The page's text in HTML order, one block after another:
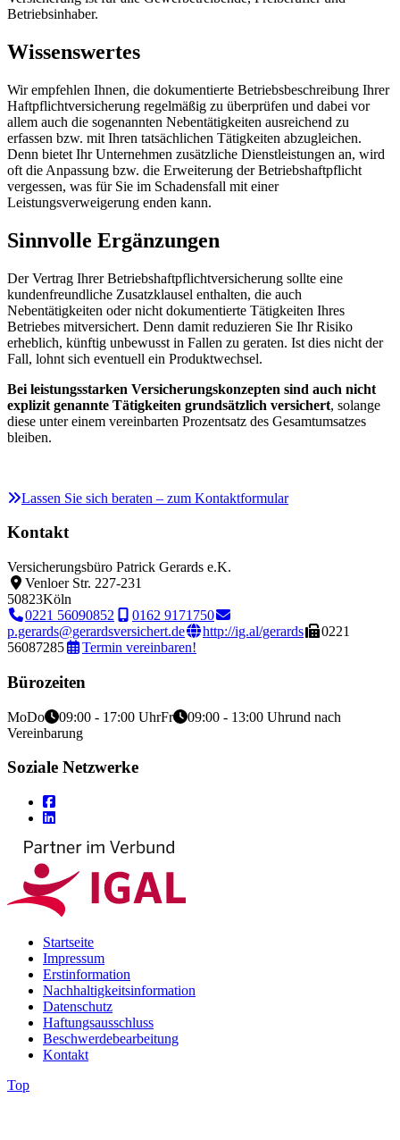
Betriebsinhaber.
Wissenswertes
Wir empfehlen Ihnen, die dokumentierte Betriebsbeschreibung Ihrer
Haftpflichtversicherung regelmäßig zu überprüfen und dabei vor
allem auch die sogenannten Nebentätigkeiten ausreichend zu
erfassen bzw. mit Ihren tatsächlichen Tätigkeiten abzugleichen.
Denn bietet Ihr Unternehmen zusätzliche Dienstleistungen an, wird
oft die Anpassung bzw. die Erweiterung der Betriebshaftpflicht
vergessen, was für Sie im Schadensfall mit einer
Leistungsverweigerung enden kann.
Sinnvolle Ergänzungen
Der Vertrag Ihrer Betriebshaftpflichtversicherung sollte eine
kundenfreundliche Zusatzklausel enthalten, die auch
Nebentätigkeiten oder nicht dokumentierte Tätigkeiten Ihres
Betriebes mitversichert. Denn damit reduzieren Sie Ihr Risiko
erheblich, künftig unbewusst in Fallen zu geraten. Ist dies nicht der
Fall, lohnt sich eventuell ein Produktwechsel.
Bei leistungsstarken Versicherungskonzepten sind auch nicht
explizit genannte Tätigkeiten grundsätzlich versichert, solange
diese unter einem vereinbarten Prozentsatz des Gesamtumsatzes
bleiben.
Lassen Sie sich beraten – zum Kontaktformular
Kontakt
Versicherungsbüro Patrick Gerards e.K.
Venloer Str. 227-231
50823Köln
0221 56090852
0162 9171750
p.gerards@gerardsversichert.de
http://ig.al/gerards
0221
56087285
Termin vereinbaren!
Bürozeiten
MoDo 09:00 - 17:00 UhrFr 09:00 - 13:00 Uhrund nach
Vereinbarung
Soziale Netzwerke
Startseite
Impressum
Erstinformation
Nachhaltigkeitsinformation
Datenschutz
Haftungsausschluss
Beschwerdebearbeitung
Kontakt
Top